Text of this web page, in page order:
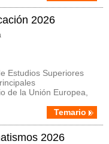
2026
Estudios Superiores
de la Unión Europea,
Temario
2026